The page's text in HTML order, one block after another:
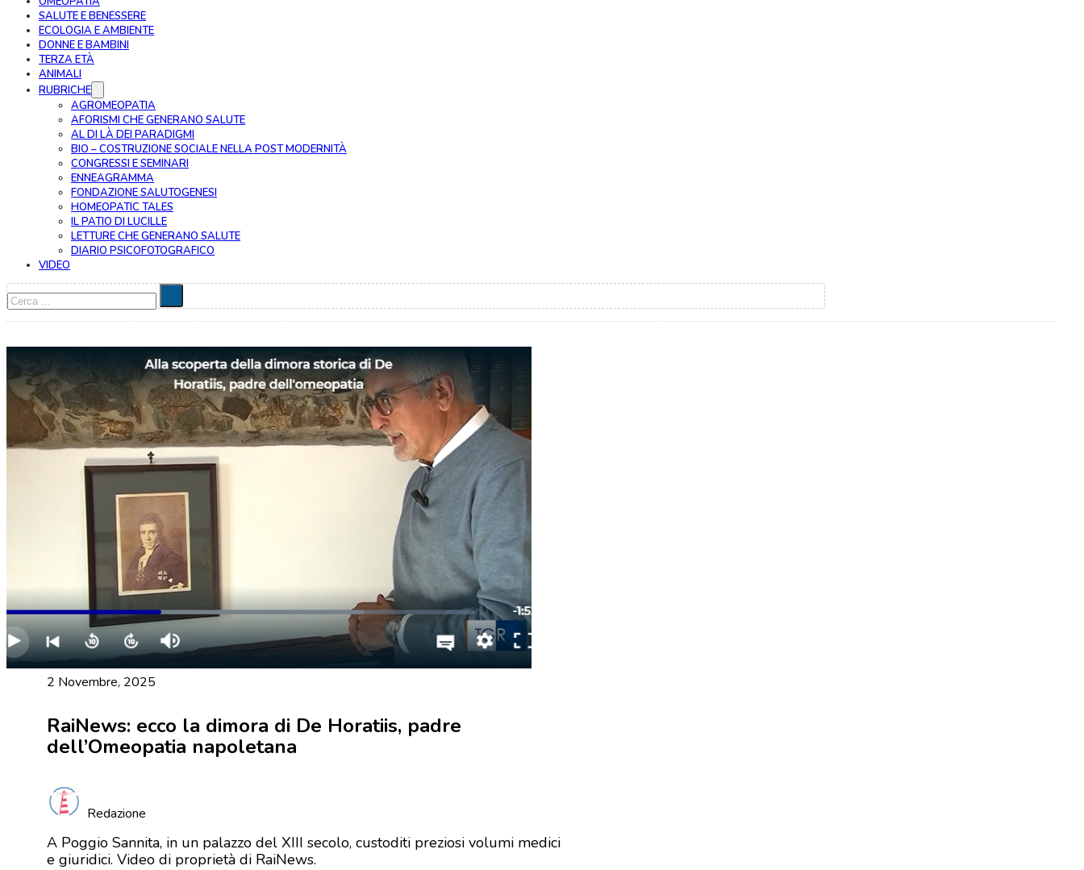
SALUTE E BENESSERE
ECOLOGIA E AMBIENTE
DONNE E BAMBINI
TERZA ETÀ
ANIMALI
RUBRICHE
AGROMEOPATIA
AFORISMI CHE GENERANO SALUTE
AL DI LÀ DEI PARADIGMI
BIO – COSTRUZIONE SOCIALE NELLA POST MODERNITÀ
CONGRESSI E SEMINARI
ENNEAGRAMMA
FONDAZIONE SALUTOGENESI
HOMEOPATIC TALES
IL PATIO DI LUCILLE
LETTURE CHE GENERANO SALUTE
DIARIO PSICOFOTOGRAFICO
VIDEO
Cerca
2 Novembre, 2025
RaiNews: ecco la dimora di De Horatiis, padre
dell’Omeopatia napoletana
Redazione
A Poggio Sannita, in un palazzo del XIII secolo, custoditi preziosi volumi medici
e giuridici. Video di proprietà di RaiNews.